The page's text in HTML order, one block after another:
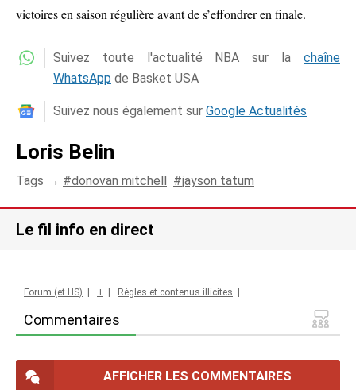
victoires en saison régulière avant de s’effondrer en finale.
Suivez toute l'actualité NBA sur la chaîne
WhatsApp de Basket USA
Suivez nous également sur Google Actualités
Loris Belin
Tags → donovan mitchell jayson tatum
Le fil info en direct
Commentaires
Forum (et HS) + Règles et contenus illicites
AFFICHER LES COMMENTAIRES